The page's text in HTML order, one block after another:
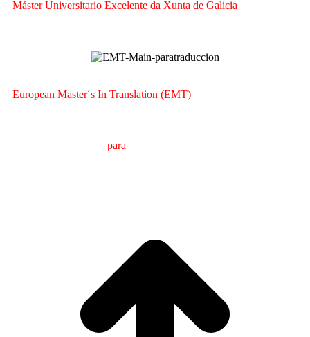
Máster Universitario Excelente da Xunta de Galicia
European Master´s In Translation (EMT)
para